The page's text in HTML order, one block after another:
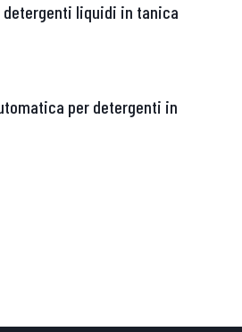
liquidi in tanica
per detergenti in